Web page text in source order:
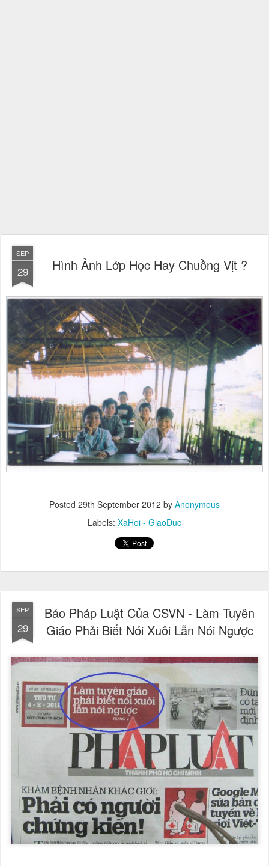
SEP
29 Hình Ảnh Lớp Học Hay Chuồng Vịt ?
Posted 29th September 2012 by Anonymous
Labels: XaHoi - GiaoDuc
SEP
29
Báo Pháp Luật Của CSVN - Làm Tuyên
Giáo Phải Biết Nói Xuôi Lẫn Nói Ngược